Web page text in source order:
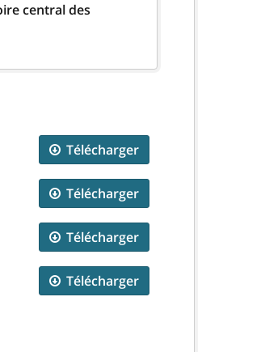
central des
Télécharger
Télécharger
Télécharger
Télécharger